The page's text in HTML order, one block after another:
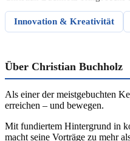
Innovation & Kreativität
Über Christian Buchholz
Als einer der meistgebuchten
erreichen – und bewegen.
Mit fundiertem Hintergrund in
macht seine Vorträge zu mehr